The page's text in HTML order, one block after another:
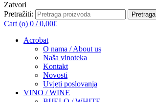
Zatvori
Pretražiti:
Pretraga
Cart (o) 0 / 0,00€
Acrobat
O nama / About us
Naša vinoteka
Kontakt
Novosti
Uvjeti poslovanja
VINO / WINE